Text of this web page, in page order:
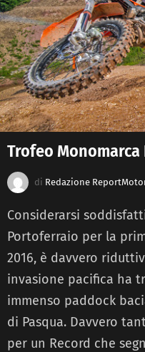
Trofeo Monomarca
di Redazione
Considerarsi
Portoferraio per la
2016, è davvero
invasione pacifica ha
immenso paddock
di Pasqua. Davvero
per un Record che